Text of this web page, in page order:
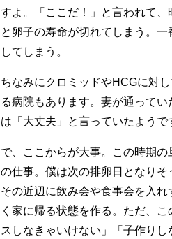
すよ。「ここだ！」と言われて、
と卵子の寿命が切れてしまう。一
してしまう。
ちなみにクロミッドやHCGに対し
る病院もあります。妻が通ってい
は「大丈夫」と言っていたようで
で、ここからが大事。この時期の
の仕事。僕は次の排卵日となりそ
その近辺に飲み会や食事会を入れ
く家に帰る状態を作る。ただ、こ
スしなきゃいけない」「子作りし